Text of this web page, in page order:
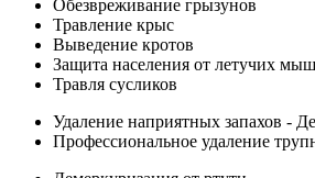
Обезвреживание грызунов
Травление крыс
Выведение кротов
Защита населения от летучих
Травля сусликов
Удаление наприятных запахов -
Профессиональное удаление